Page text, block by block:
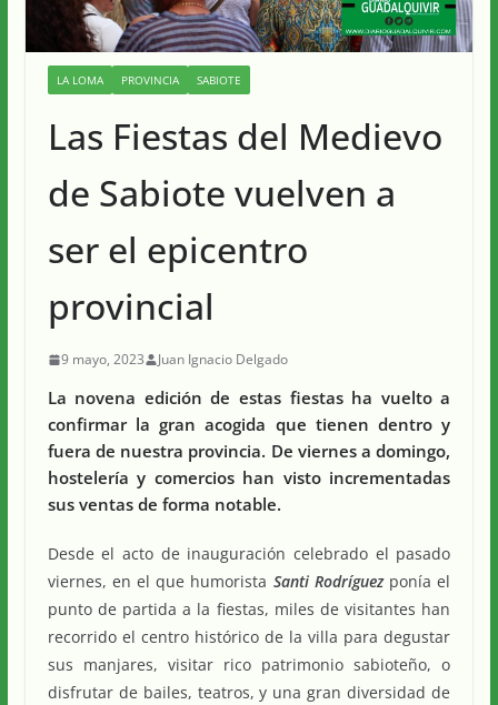
LA LOMA PROVINCIA SABIOTE
Las Fiestas del Medievo
de Sabiote vuelven a
ser el epicentro
provincial
9 mayo, 2023 Juan Ignacio Delgado
La novena edición de estas fiestas ha vuelto a
confirmar la gran acogida que tienen dentro y
fuera de nuestra provincia. De viernes a domingo,
hostelería y comercios han visto incrementadas
sus ventas de forma notable.
Desde el acto de inauguración celebrado el pasado
viernes, en el que humorista Santi Rodríguez ponía el
punto de partida a la fiestas, miles de visitantes han
recorrido el centro histórico de la villa para degustar
sus manjares, visitar rico patrimonio sabioteño, o
disfrutar de bailes, teatros, y una gran diversidad de